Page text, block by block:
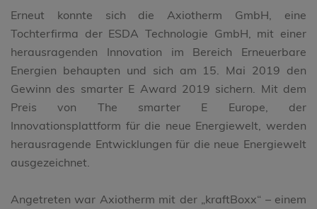
Erneut konnte sich die Axiotherm GmbH, eine
Tochterfirma der ESDA Technologie GmbH, mit einer
herausragenden Innovation im Bereich Erneuerbare
Energien behaupten und sich am 15. Mai 2019 den
Gewinn des smarter E Award 2019 sichern. Mit dem
Preis von The smarter E Europe, der
Innovationsplattform für die neue Energiewelt, werden
herausragende Entwicklungen für die neue Energiewelt
ausgezeichnet.
Angetreten war Axiotherm mit der „kraftBoxx“ – einem